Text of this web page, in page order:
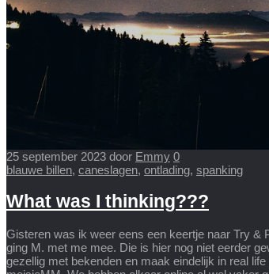
25 september 2023 door Emmy 0
blauwe billen, caneslagen, ontlading, spanking
What was I thinking???
Gisteren was ik weer eens een keertje naar Try &
ging M. met me mee. Die is hier nog niet eerder
gezellig met bekenden en maak eindelijk in real